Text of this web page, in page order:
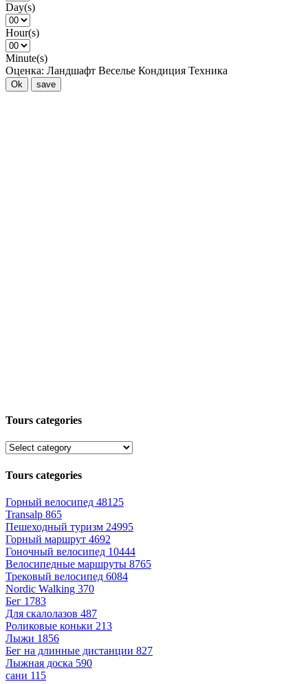
Day(s)
Hour(s)
Minute(s)
Оценка: Ландшафт Веселье Кондиция Техника
Ok save
Tours categories
Tours categories
Горный велосипед 48125
Transalp 865
Пешеходный туризм 24995
Горный маршрут 4692
Гоночный велосипед 10444
Велосипедные маршруты 8765
Трековый велосипед 6084
Nordic Walking 370
Бег 1783
Для скалолазов 487
Роликовые коньки 213
Лыжи 1856
Бег на длинные дистанции 827
Лыжная доска 590
сани 115